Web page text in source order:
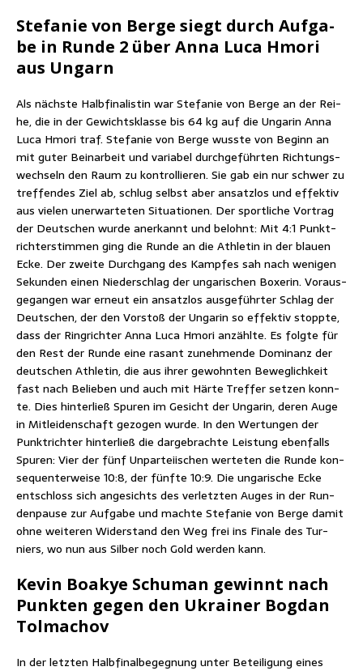
Ste­fa­nie von Ber­ge siegt durch Auf­ga­
be in Run­de 2 über Anna Luca Hmo­ri
aus Ungarn
Als nächs­te Halb­fi­na­lis­tin war Ste­fa­nie von Ber­ge an der Rei­
he, die in der Gewichts­klas­se bis 64 kg auf die Unga­rin Anna
Luca Hmo­ri traf. Ste­fa­nie von Ber­ge wuss­te von Beginn an
mit guter Bein­ar­beit und varia­bel durch­ge­führ­ten Rich­tungs­
wech­seln den Raum zu kon­trol­lie­ren. Sie gab ein nur schwer zu
tref­fen­des Ziel ab, schlug selbst aber ansatz­los und effek­tiv
aus vie­len uner­war­te­ten Situa­tio­nen. Der sport­li­che Vor­trag
der Deut­schen wur­de aner­kannt und belohnt: Mit 4:1 Punkt­
rich­ter­stim­men ging die Run­de an die Ath­le­tin in der blau­en
Ecke. Der zwei­te Durch­gang des Kamp­fes sah nach weni­gen
Sekun­den einen Nie­der­schlag der unga­ri­schen Boxe­rin. Vor­aus­
ge­gan­gen war erneut ein ansatz­los aus­ge­führ­ter Schlag der
Deut­schen, der den Vor­stoß der Unga­rin so effek­tiv stopp­te,
dass der Ring­rich­ter Anna Luca Hmo­ri anzähl­te. Es folg­te für
den Rest der Run­de eine rasant zuneh­men­de Domi­nanz der
deut­schen Ath­le­tin, die aus ihrer gewohn­ten Beweg­lich­keit
fast nach Belie­ben und auch mit Här­te Tref­fer set­zen konn­
te. Dies hin­ter­ließ Spu­ren im Gesicht der Unga­rin, deren Auge
in Mit­lei­den­schaft gezo­gen wur­de. In den Wer­tun­gen der
Punkt­rich­ter hin­ter­ließ die dar­ge­brach­te Leis­tung eben­falls
Spu­ren: Vier der fünf Unpar­tei­ischen wer­te­ten die Run­de kon­
se­quen­ter­wei­se 10:8, der fünf­te 10:9. Die unga­ri­sche Ecke
ent­schloss sich ange­sichts des ver­letz­ten Auges in der Run­
den­pau­se zur Auf­ga­be und mach­te Ste­fa­nie von Ber­ge damit
ohne wei­te­ren Wider­stand den Weg frei ins Fina­le des Tur­
niers, wo nun aus Sil­ber noch Gold wer­den kann.
Kevin Boakye Schu­man gewinnt nach
Punk­ten gegen den Ukrai­ner Bog­dan
Tolmachov
In der letz­ten Halb­fi­nal­be­geg­nung unter Betei­li­gung eines